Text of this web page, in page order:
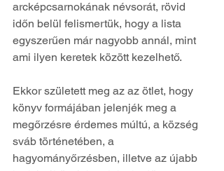
arcképcsarnokának névsorát, rövid
időn belül felismertük, hogy a lista
egyszerűen már nagyobb annál, mint
ami ilyen keretek között kezelhető.
Ekkor született meg az az ötlet, hogy
könyv formájában jelenjék meg a
megőrzésre érdemes múltú, a község
sváb történetében, a
hagyományőrzésben, illetve az újabb